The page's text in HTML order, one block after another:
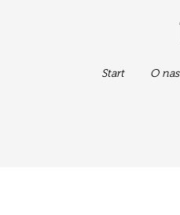
Start O nas